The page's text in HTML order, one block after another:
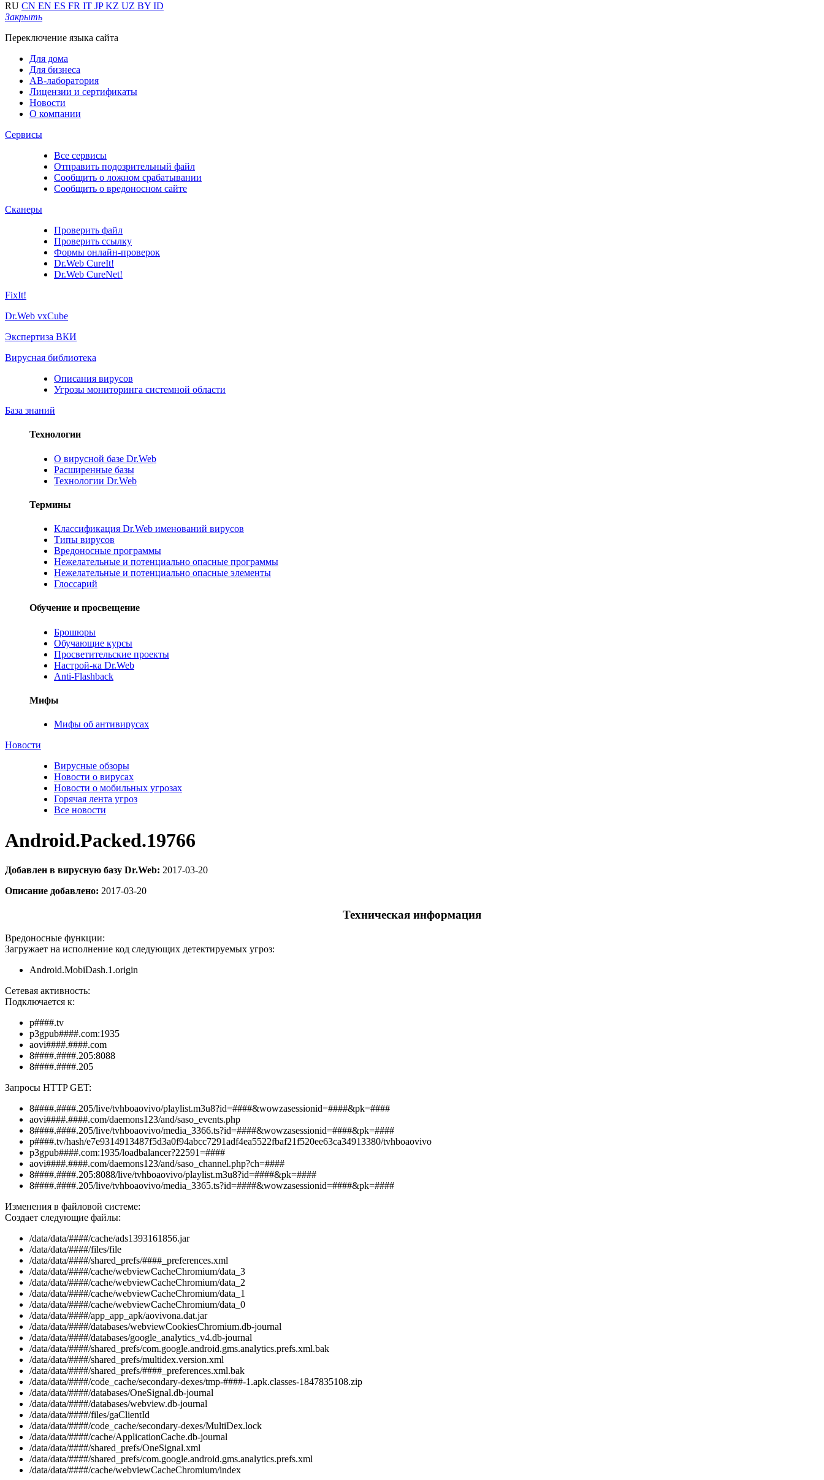
RU CN EN ES FR IT JPKZ UZ BY ID
Закрыть
Переключение языка сайта
Для дома
Для бизнеса
АВ-лаборатория
Лицензии и сертификаты
Новости
О компании
Сервисы
Все сервисы
Отправить подозрительный файл
Сообщить о ложном срабатывании
Сообщить о вредоносном сайте
Сканеры
Проверить файл
Проверить ссылку
Формы онлайн-проверок
Dr.Web CureIt!
Dr.Web CureNet!
FixIt!
Dr.Web vxCube
Экспертиза ВКИ
Вирусная библиотека
Описания вирусов
Угрозы мониторинга системной области
База знаний
Технологии
О вирусной базе Dr.Web
Расширенные базы
Технологии Dr.Web
Термины
Классификация Dr.Web именований вирусов
Типы вирусов
Вредоносные программы
Нежелательные и потенциально опасные программы
Нежелательные и потенциально опасные элементы
Глоссарий
Обучение и просвещение
Брошюры
Обучающие курсы
Просветительские проекты
Настрой-ка Dr.Web
Anti-Flashback
Мифы
Мифы об антивирусах
Новости
Вирусные обзоры
Новости о вирусах
Новости о мобильных угрозах
Горячая лента угроз
Все новости
Android.Packed.19766
Добавлен в вирусную базу Dr.Web: 2017-03-20
Описание добавлено: 2017-03-20
Техническая информация
Вредоносные функции:
Загружает на исполнение код следующих детектируемых угроз:
Android.MobiDash.1.origin
Сетевая активность:
Подключается к:
p####.tv
p3gpub####.com:1935
aovi####.####.com
8####.####.205:8088
8####.####.205
Запросы HTTP GET:
8####.####.205/live/tvhboaovivo/playlist.m3u8?id=####&wowzasessionid=####&pk=####
aovi####.####.com/daemons123/and/saso_events.php
8####.####.205/live/tvhboaovivo/media_3366.ts?id=####&wowzasessionid=####&pk=####
p####.tv/hash/e7e9314913487f5d3a0f94abcc7291adf4ea5522fbaf21f520ee63ca34913380/tvhboaovivo
p3gpub####.com:1935/loadbalancer?22591=####
aovi####.####.com/daemons123/and/saso_channel.php?ch=####
8####.####.205:8088/live/tvhboaovivo/playlist.m3u8?id=####&pk=####
8####.####.205/live/tvhboaovivo/media_3365.ts?id=####&wowzasessionid=####&pk=####
Изменения в файловой системе:
Создает следующие файлы:
/data/data/####/cache/ads1393161856.jar
/data/data/####/files/file
/data/data/####/shared_prefs/####_preferences.xml
/data/data/####/cache/webviewCacheChromium/data_3
/data/data/####/cache/webviewCacheChromium/data_2
/data/data/####/cache/webviewCacheChromium/data_1
/data/data/####/cache/webviewCacheChromium/data_0
/data/data/####/app_app_apk/aovivona.dat.jar
/data/data/####/databases/webviewCookiesChromium.db-journal
/data/data/####/databases/google_analytics_v4.db-journal
/data/data/####/shared_prefs/com.google.android.gms.analytics.prefs.xml.bak
/data/data/####/shared_prefs/multidex.version.xml
/data/data/####/shared_prefs/####_preferences.xml.bak
/data/data/####/code_cache/secondary-dexes/tmp-####-1.apk.classes-1847835108.zip
/data/data/####/databases/OneSignal.db-journal
/data/data/####/databases/webview.db-journal
/data/data/####/files/gaClientId
/data/data/####/code_cache/secondary-dexes/MultiDex.lock
/data/data/####/cache/ApplicationCache.db-journal
/data/data/####/shared_prefs/OneSignal.xml
/data/data/####/shared_prefs/com.google.android.gms.analytics.prefs.xml
/data/data/####/cache/webviewCacheChromium/index